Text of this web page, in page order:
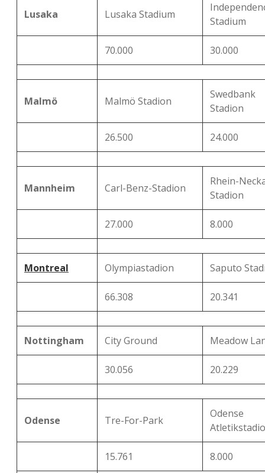
Lusaka Lusaka Stadium
Stadium
70.000 30.000
Malmö Malmö Stadion
Swedbank
Stadion
26.500 24.000
Mannheim Carl-Benz-Stadion
Rhein-
Stadion
27.000 8.000
Montreal Olympiastadion Saputo
66.308 20.341
Nottingham City Ground Meadow
30.056 20.229
Odense Tre-For-Park
Odense
15.761 8.000